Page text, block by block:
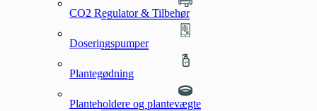
CO2 Regulator & Tilbehør
Doseringspumper
Plantegødning
Planteholdere og plantevægte